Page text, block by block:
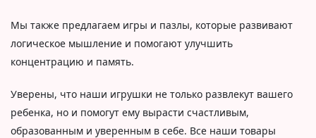
Мы также предлагаем игры и пазлы, которые развивают
логическое мышление и помогают улучшить
концентрацию и память.
Уверены, что наши игрушки не только развлекут вашего
ребенка, но и помогут ему вырасти счастливым,
образованным и уверенным в себе. Все наши товары